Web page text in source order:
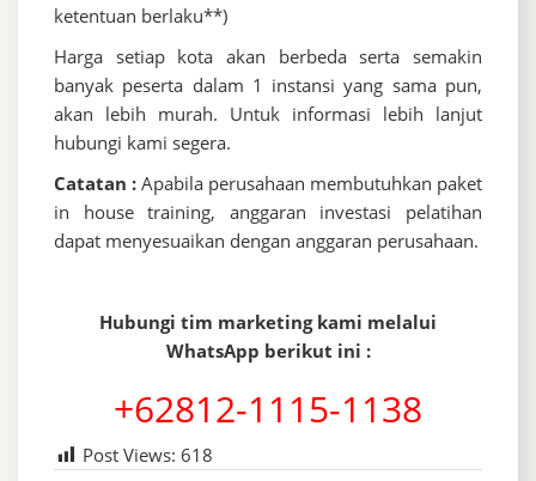
ketentuan berlaku**)
Harga setiap kota akan berbeda serta semakin
banyak peserta dalam 1 instansi yang sama pun,
akan lebih murah. Untuk informasi lebih lanjut
hubungi kami segera.
Catatan : Apabila perusahaan membutuhkan paket
in house training, anggaran investasi pelatihan
dapat menyesuaikan dengan anggaran perusahaan.
Hubungi tim marketing kami melalui
WhatsApp berikut ini :
+62812-1115-1138
Post Views: 618